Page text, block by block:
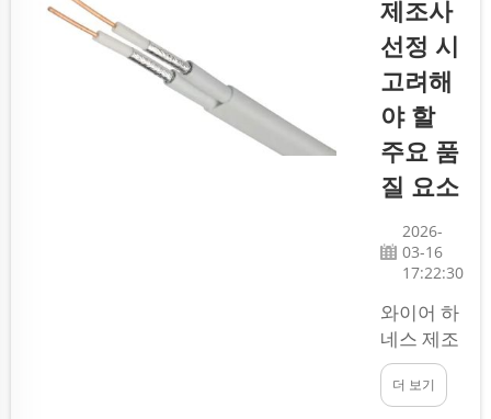
고...
매우 유사
해 보이지
만, 실제로
는 서로 다
른 역할을
한다. 케
이블 어셈
블리는 일
반적으로
여러 개의
케이블을
한데 묶은
구조로, 양
끝에 커넥
터가 장착
되어 있는
제조사
선정 시
고려해
야 할
주요 품
질 요소
2026-
03-16
17:22:30
와이어 하
네스 제조
사를 찾을
때는 최고
더 보기